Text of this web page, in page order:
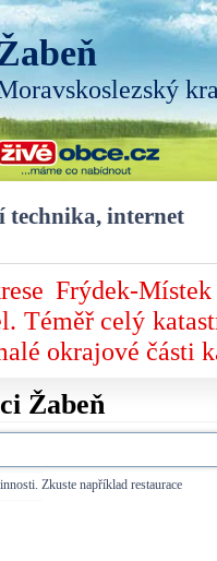
technika, internet
Frýdek-
Téměř celý
okrajové části
Žabeň
Zkuste například restaurace